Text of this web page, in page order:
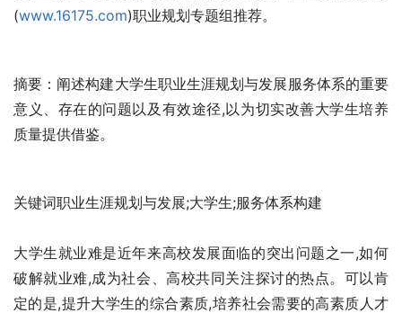
(www.16175.com)职业规划专题组推荐。
摘要：阐述构建大学生职业生涯规划与发展服务体系的重要
意义、存在的问题以及有效途径,以为切实改善大学生培养
质量提供借鉴。
关键词职业生涯规划与发展;大学生;服务体系构建
大学生就业难是近年来高校发展面临的突出问题之一,如何
破解就业难,成为社会、高校共同关注探讨的热点。可以肯
定的是,提升大学生的综合素质,培养社会需要的高素质人才